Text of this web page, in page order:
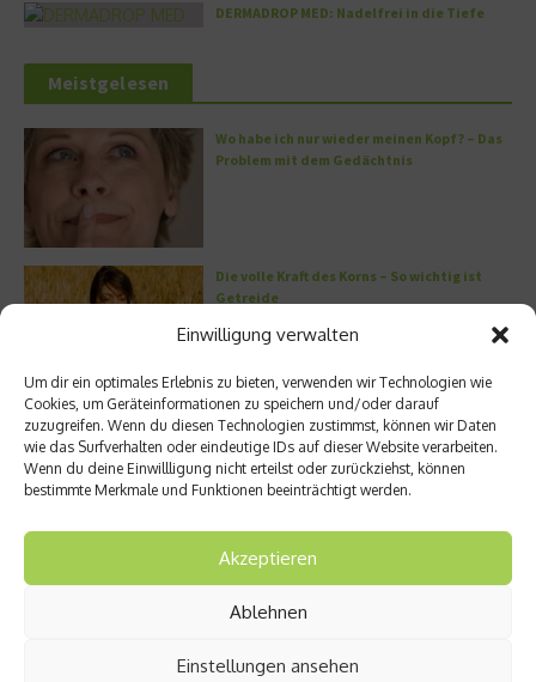
Einwilligung verwalten
Um dir ein optimales Erlebnis zu bieten, verwenden wir Technologien wie
Cookies, um Geräteinformationen zu speichern und/oder darauf
zuzugreifen. Wenn du diesen Technologien zustimmst, können wir Daten
wie das Surfverhalten oder eindeutige IDs auf dieser Website verarbeiten.
Wenn du deine Einwillligung nicht erteilst oder zurückziehst, können
bestimmte Merkmale und Funktionen beeinträchtigt werden.
Akzeptieren
Ablehnen
Einstellungen ansehen
DERMADROP MED: Nadelfrei in die Tiefe
Meistgelesen
Wo habe ich nur wieder meinen Kopf? – Das
Problem mit dem Gedächtnis
Die volle Kraft des Korns – So wichtig ist
Getreide
Entzündung der Nebenhöhlen: Symptome
und verschiedene Formen
Welches Ashwagandha sollte ich kaufen?